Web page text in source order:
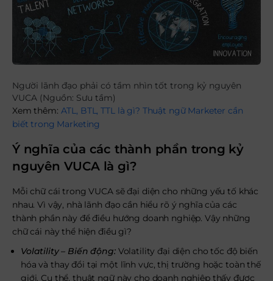
Người lãnh đạo phải có tầm nhìn tốt trong kỷ nguyên
VUCA (Nguồn: Sưu tầm)
Xem thêm: ATL, BTL, TTL là gì? Thuật ngữ Marketer cần
biết trong Marketing
Ý nghĩa của các thành phần trong kỷ
nguyên VUCA là gì?
Mỗi chữ cái trong VUCA sẽ đại diện cho những yếu tố khác
nhau. Vì vậy, nhà lãnh đạo cần hiểu rõ ý nghĩa của các
thành phần này để điều hướng doanh nghiệp. Vậy những
chữ cái này thể hiện điều gì?
Volatility – Biến động: Volatility đại diện cho tốc độ biến
hóa và thay đổi tại một lĩnh vực, thị trường hoặc toàn thế
giới. Cụ thể, thuật ngữ này cho doanh nghiệp thấy được